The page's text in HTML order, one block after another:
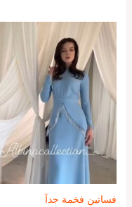
فساتين فخمة جدآ